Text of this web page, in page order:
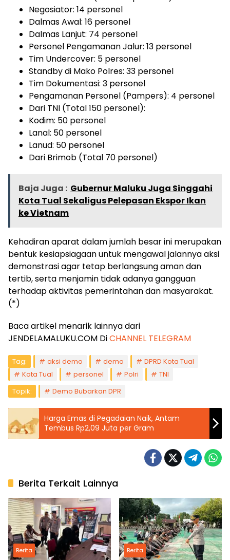
Negosiator: 14 personel
Dalmas Awal: 16 personel
Dalmas Lanjut: 74 personel
Personel Pengamanan Jalur: 13 personel
Tim Undercover: 5 personel
Standby di Mako Polres: 33 personel
Tim Dokumentasi: 3 personel
Pengamanan Personel (Pampers): 4 personel
Dari TNI (Total 150 personel):
Kodim: 50 personel
Lanal: 50 personel
Lanud: 50 personel
Dari Brimob (Total 70 personel)
Baja Juga : Gubernur Maluku Juga Singgahi
Kota Tual Sekaligus Pelepasan Ekspor Ikan
ke Vietnam
Kehadiran aparat dalam jumlah besar ini merupakan
bentuk kesiapsiagaan untuk mengawal jalannya aksi
demonstrasi agar tetap berlangsung aman dan
tertib, serta menjamin tidak adanya gangguan
terhadap aktivitas pemerintahan dan masyarakat.
(*)
Baca artikel menarik lainnya dari
JENDELAMALUKU.COM DiCHANNEL TELEGRAM
Tag: aksi demo demo
DPRD Kota Tual
Kota Tual
personel Polri
TNI
Topik:
Demo Bubarkan DPR
Harga Emas di Pegadaian Naik, Antam
Tembus Rp2,09 Juta per Gram
Berita Terkait Lainnya
Berita Berita